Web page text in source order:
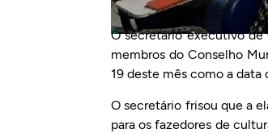
O secretário executivo
membros do Conselho
19 deste mês como a data
O secretário frisou que a
para os fazedores de